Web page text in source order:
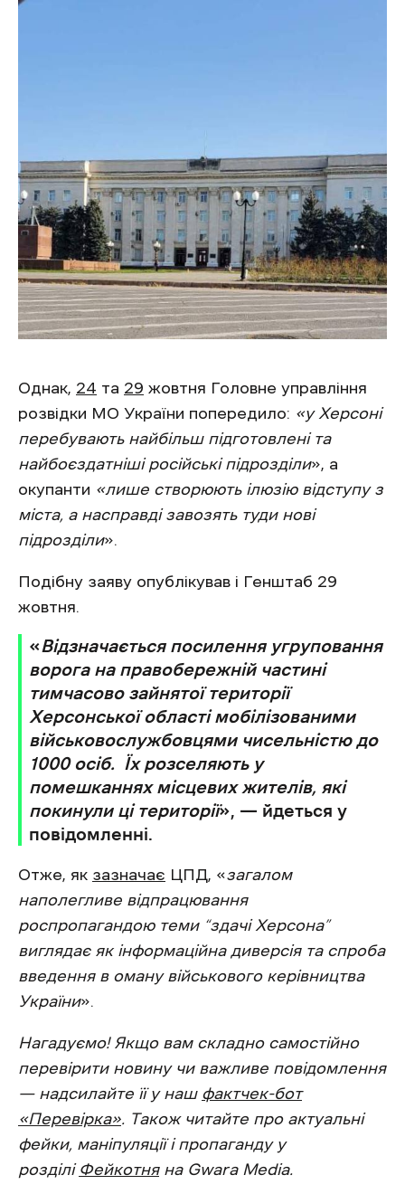
Однак, 24 та 29 жовтня Головне управління
розвідки МО України попередило: «у Херсоні
перебувають найбільш підготовлені та
найбоєздатніші російські підрозділи», а
окупанти «лише створюють ілюзію відступу з
міста, а насправді завозять туди нові
підрозділи».
Подібну заяву опублікував і Генштаб 29
жовтня.
«Відзначається посилення угруповання
ворога на правобережній частині
тимчасово зайнятої території
Херсонської області мобілізованими
військовослужбовцями чисельністю до
1000 осіб. Їх розселяють у
помешканнях місцевих жителів, які
покинули ці території», — йдеться у
повідомленні.
Отже, як зазначає ЦПД, «загалом
наполегливе відпрацювання
роспропагандою теми “здачі Херсона”
виглядає як інформаційна диверсія та спроба
введення в оману військового керівництва
України».
Нагадуємо! Якщо вам складно самостійно
перевірити новину чи важливе повідомлення
— надсилайте її у наш фактчек-бот
«Перевірка». Також читайте про актуальні
фейки, маніпуляції і пропаганду у
розділі Фейкотняна Gwara Media.